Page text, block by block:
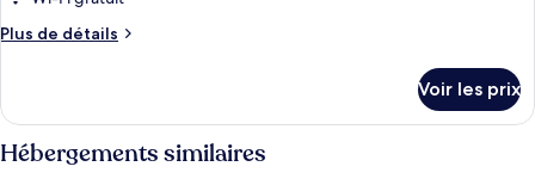
Plus de détails
Plus
le
type
de
Voir les prix
Hébergements similaires